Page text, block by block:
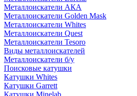
Металлоискатели АКА
Металлоискатели Golden Mask
Металлоискатели Whites
Металлоискатели Quest
Металлоискатели Tesoro
Виды металлоискателей
Металлоискатели б/у
Поисковые катушки
Катушки Whites
Катушки Garrett
Катушки Minelab